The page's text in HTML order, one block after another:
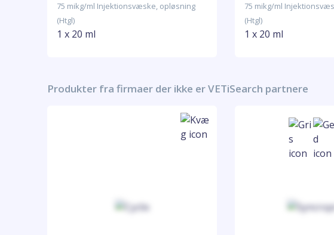
75 mikg/ml Injektionsvæske, opløsning
(Htgl)
1 x 20 ml
75 mikg/ml
(Htgl)
1 x 20 ml
Produkter fra firmaer der ikke er VETiSearch partnere